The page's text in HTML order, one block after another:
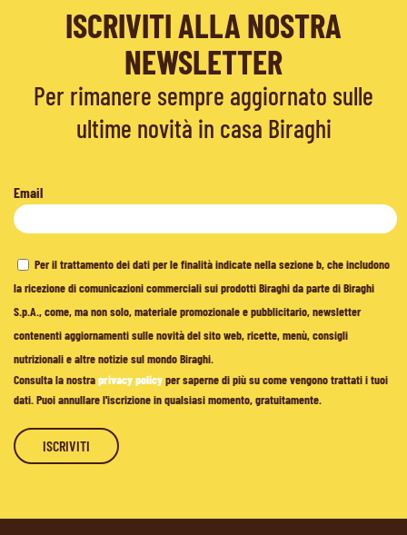
ISCRIVITI ALLA NOSTRA
NEWSLETTER
Per rimanere sempre aggiornato sulle
ultime novità in casa Biraghi
Email
Per il trattamento dei dati per le finalità indicate nella sezione b, che includono
la ricezione di comunicazioni commerciali sui prodotti Biraghi da parte di Biraghi
S.p.A., come, ma non solo, materiale promozionale e pubblicitario, newsletter
contenenti aggiornamenti sulle novità del sito web, ricette, menù, consigli
nutrizionali e altre notizie sul mondo Biraghi.
Consulta la nostraprivacy policyper saperne di più su come vengono trattati i tuoi
dati. Puoi annullare l'iscrizione in qualsiasi momento, gratuitamente.